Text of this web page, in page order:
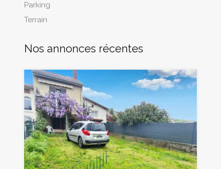
Parking
Terrain
Nos annonces récentes